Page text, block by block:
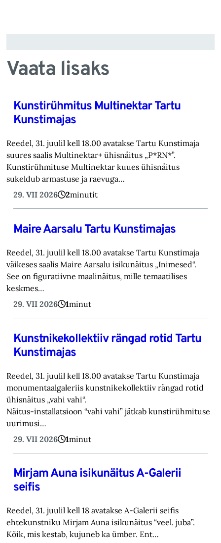
Vaata lisaks
Kunstirühmitus Multinektar Tartu
Kunstimajas
Reedel, 31. juulil kell 18.00 avatakse Tartu Kunstimaja
suures saalis Multinektar+ ühisnäitus „P*RN*”.
Kunstirühmituse Multinektar kuues ühisnäitus
sukeldub armastuse ja raevuga…
29. VII 2026
2minutit
Maire Aarsalu Tartu Kunstimajas
Reedel, 31. juulil kell 18.00 avatakse Tartu Kunstimaja
väikeses saalis Maire Aarsalu isikunäitus „Inimesed“.
See on figuratiivne maalinäitus, mille temaatilises
keskmes…
29. VII 2026
1minut
Kunstnikekollektiiv rängad rotid Tartu
Kunstimajas
Reedel, 31. juulil kell 18.00 avatakse Tartu Kunstimaja
monumentaalgaleriis kunstnikekollektiiv rängad rotid
ühisnäitus „vahi vahi“.
Näitus-installatsioon “vahi vahi” jätkab kunstirühmituse
uurimusi…
29. VII 2026
1minut
Mirjam Auna isikunäitus A-Galerii
seifis
Reedel, 31. juulil kell 18 avatakse A-Galerii seifis
ehtekunstniku Mirjam Auna isikunäitus “veel. juba”.
Kõik, mis kestab, kujuneb ka ümber. Ent…